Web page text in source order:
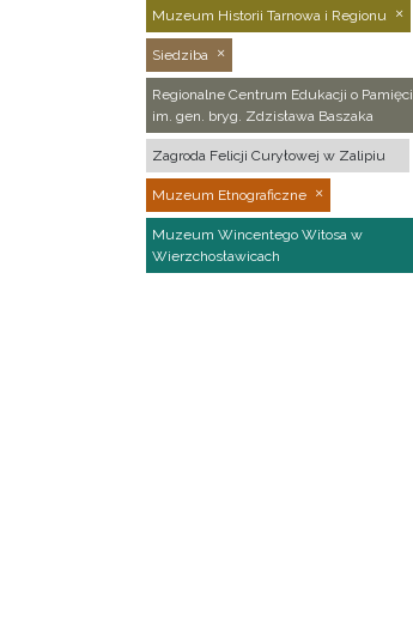
Muzeum Historii Tarnowa i Regionu
Siedziba
Regionalne Centrum Edukacji o Pamięci
im. gen. bryg. Zdzisława Baszaka
Zagroda Felicji Curyłowej w Zalipiu
Muzeum Etnograficzne
Muzeum Wincentego Witosa w
Wierzchosławicach